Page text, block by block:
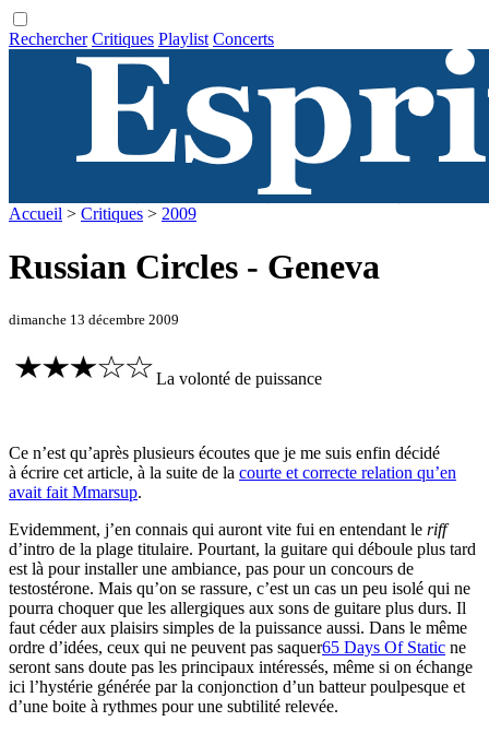
Rechercher Critiques Playlist Concerts
Accueil > Critiques > 2009
Russian Circles - Geneva
dimanche 13 décembre 2009
La volonté de puissance
Ce n’est qu’après plusieurs écoutes que je me suis enfin décidé
à écrire cet article, à la suite de la courte et correcte relation qu’en
avait fait Mmarsup.
Evidemment, j’en connais qui auront vite fui en entendant le riff
d’intro de la plage titulaire. Pourtant, la guitare qui déboule plus tard
est là pour installer une ambiance, pas pour un concours de
testostérone. Mais qu’on se rassure, c’est un cas un peu isolé qui ne
pourra choquer que les allergiques aux sons de guitare plus durs. Il
faut céder aux plaisirs simples de la puissance aussi. Dans le même
ordre d’idées, ceux qui ne peuvent pas saquer65 Days Of Static ne
seront sans doute pas les principaux intéressés, même si on échange
ici l’hystérie générée par la conjonction d’un batteur poulpesque et
d’une boite à rythmes pour une subtilité relevée.